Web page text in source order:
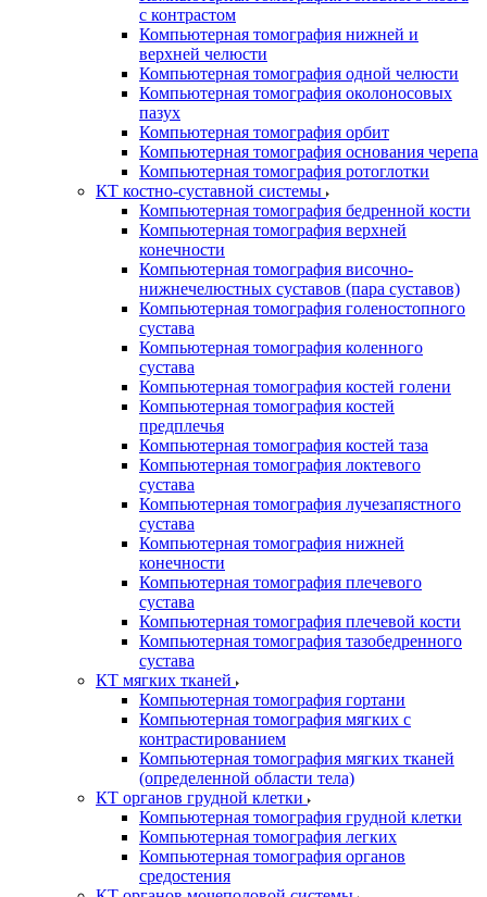
с контрастом
Компьютерная томография нижней и
верхней челюсти
Компьютерная томография одной челюсти
Компьютерная томография околоносовых
пазух
Компьютерная томография орбит
Компьютерная томография основания черепа
Компьютерная томография ротоглотки
КТ костно-суставной системы
Компьютерная томография бедренной кости
Компьютерная томография верхней
конечности
Компьютерная томография височно-
нижнечелюстных суставов (пара суставов)
Компьютерная томография голеностопного
сустава
Компьютерная томография коленного
сустава
Компьютерная томография костей голени
Компьютерная томография костей
предплечья
Компьютерная томография костей таза
Компьютерная томография локтевого
сустава
Компьютерная томография лучезапястного
сустава
Компьютерная томография нижней
конечности
Компьютерная томография плечевого
сустава
Компьютерная томография плечевой кости
Компьютерная томография тазобедренного
сустава
КТ мягких тканей
Компьютерная томография гортани
Компьютерная томография мягких с
контрастированием
Компьютерная томография мягких тканей
(определенной области тела)
КТ органов грудной клетки
Компьютерная томография грудной клетки
Компьютерная томография легких
Компьютерная томография органов
средостения